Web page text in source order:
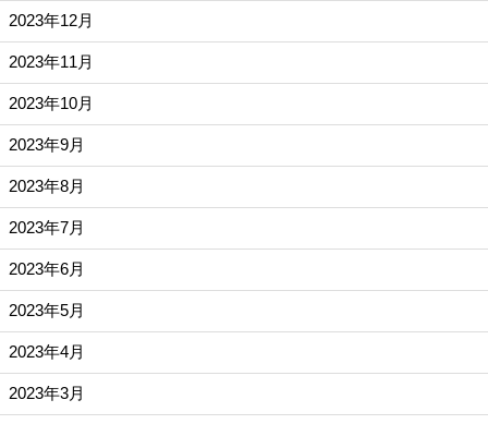
2023年12月
2023年11月
2023年10月
2023年9月
2023年8月
2023年7月
2023年6月
2023年5月
2023年4月
2023年3月